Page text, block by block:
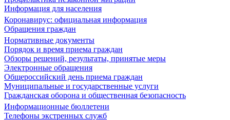
Информация для населения
Коронавирус: официальная информация
Обращения граждан
Нормативные документы
Порядок и время приема граждан
Обзоры решений, результаты, принятые меры
Электронные обращения
Общероссийский день приема граждан
Муниципальные и государственные услуги
Гражданская оборона и общественная безопасность
Информационные бюллетени
Телефоны экстренных служб